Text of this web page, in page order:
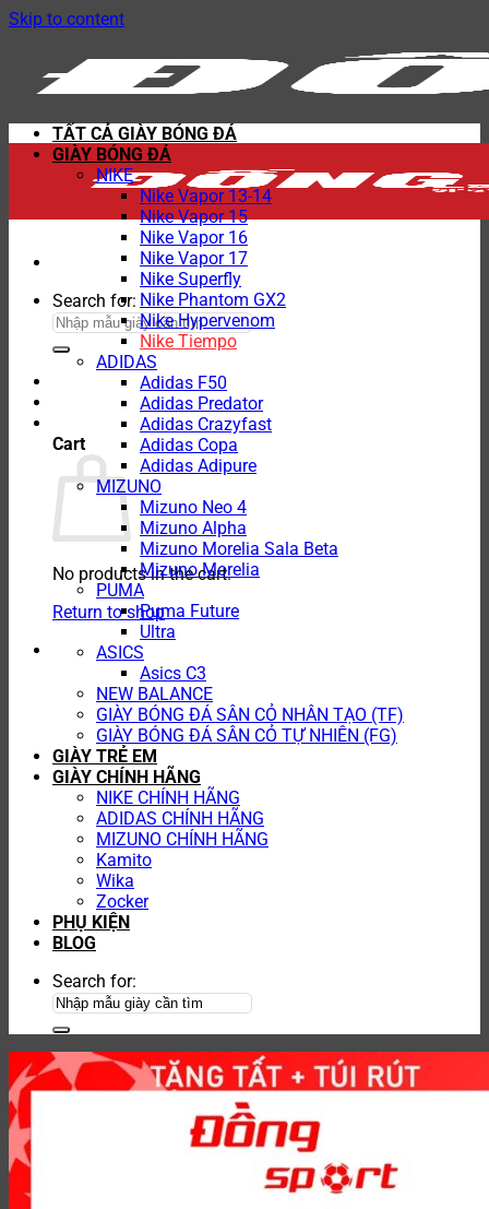
Skip to content
Search for:
Cart
No products in the cart.
Return to shop
TẤT CẢ GIÀY BÓNG ĐÁ
GIÀY BÓNG ĐÁ
NIKE
Nike Vapor 13-14
Nike Vapor 15
Nike Vapor 16
Nike Vapor 17
Nike Superfly
Nike Phantom GX2
Nike Hypervenom
Nike Tiempo
ADIDAS
Adidas F50
Adidas Predator
Adidas Crazyfast
Adidas Copa
Adidas Adipure
MIZUNO
Mizuno Neo 4
Mizuno Alpha
Mizuno Morelia Sala Beta
Mizuno Morelia
PUMA
Puma Future
Ultra
ASICS
Asics C3
NEW BALANCE
GIÀY BÓNG ĐÁ SÂN CỎ NHÂN TẠO (TF)
GIÀY BÓNG ĐÁ SÂN CỎ TỰ NHIÊN (FG)
GIÀY TRẺ EM
GIÀY CHÍNH HÃNG
NIKE CHÍNH HÃNG
ADIDAS CHÍNH HÃNG
MIZUNO CHÍNH HÃNG
Kamito
Wika
Zocker
PHỤ KIỆN
BLOG
Search for: